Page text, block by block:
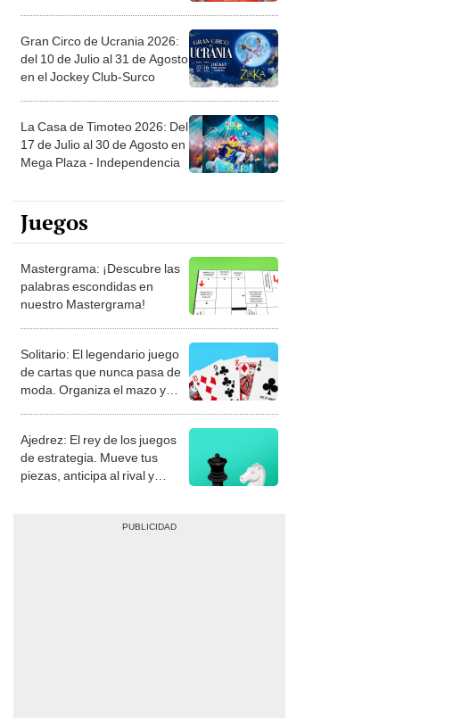
Gran Circo de Ucrania 2026:
del 10 de Julio al 31 de Agosto
en el Jockey Club-Surco
La Casa de Timoteo 2026: Del
17 de Julio al 30 de Agosto en
Mega Plaza - Independencia
Juegos
Mastergrama: ¡Descubre las
palabras escondidas en
nuestro Mastergrama!
Solitario: El legendario juego
de cartas que nunca pasa de
moda. Organiza el mazo y
Ajedrez: El rey de los juegos
de estrategia. Mueve tus
piezas, anticipa al rival y